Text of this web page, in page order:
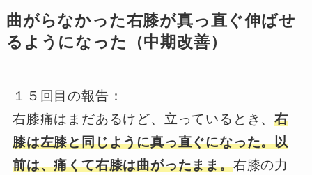
曲がらなかった右膝が真っ直ぐ伸ばせ
るようになった（中期改善）
１５回目の報告：
右膝痛はまだあるけど、立っているとき、右
膝は左膝と同じように真っ直ぐになった。以
前は、痛くて右膝は曲がったまま。右膝の力